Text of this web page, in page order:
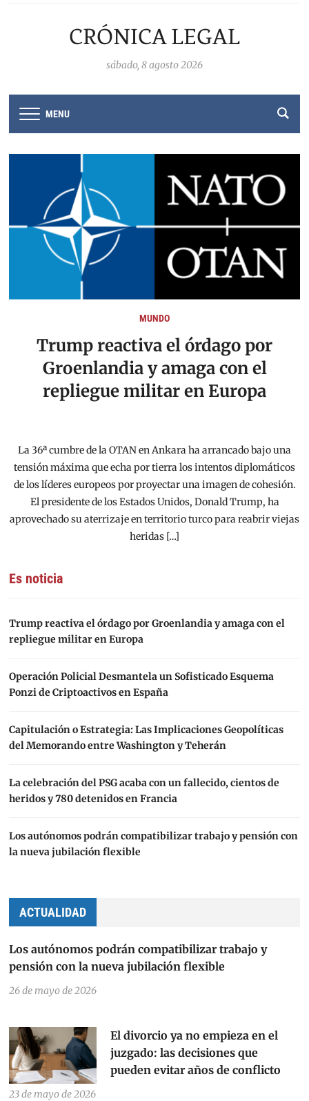
CRÓNICA LEGAL
sábado, 8 agosto 2026
MENU
MUNDO
Trump reactiva el órdago por
Groenlandia y amaga con el
repliegue militar en Europa
La 36ª cumbre de la OTAN en Ankara ha arrancado bajo una
tensión máxima que echa por tierra los intentos diplomáticos
de los líderes europeos por proyectar una imagen de cohesión.
El presidente de los Estados Unidos, Donald Trump, ha
aprovechado su aterrizaje en territorio turco para reabrir viejas
heridas […]
Es noticia
Trump reactiva el órdago por Groenlandia y amaga con el
repliegue militar en Europa
Operación Policial Desmantela un Sofisticado Esquema
Ponzi de Criptoactivos en España
Capitulación o Estrategia: Las Implicaciones Geopolíticas
del Memorando entre Washington y Teherán
La celebración del PSG acaba con un fallecido, cientos de
heridos y 780 detenidos en Francia
Los autónomos podrán compatibilizar trabajo y pensión con
la nueva jubilación flexible
ACTUALIDAD
Los autónomos podrán compatibilizar trabajo y
pensión con la nueva jubilación flexible
26 de mayo de 2026
El divorcio ya no empieza en el
juzgado: las decisiones que
pueden evitar años de conflicto
23 de mayo de 2026